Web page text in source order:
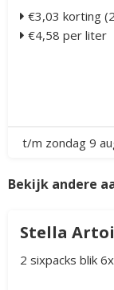
€3,03 korting
€4,58 per liter
t/m zondag 9
Bekijk andere
Stella
2 sixpacks blik